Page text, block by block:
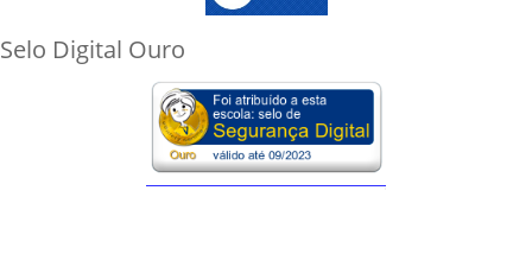
Selo Digital Ouro